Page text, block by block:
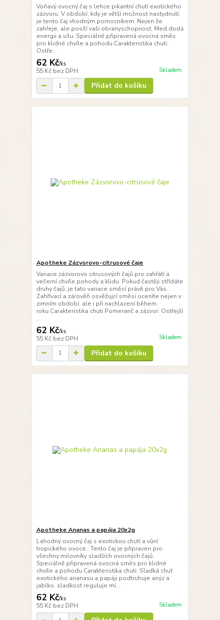
Voňavý ovocný čaj s lehce pikantní chutí exotického
zázvoru. V období, kdy je větší možnost nastydnutí,
je tento čaj vhodným pomocníkem. Nejen že
zahřeje, ale posílí vaši obranyschopnost. Med dodá
energii a sílu. Speciálně připravená ovocná směs
pro klidné chvíle a pohodu.Carakteristika chuti:
Ostře...
62 Kč/ks
55 Kč bez DPH Skladem
Přidat do košíku
Apotheke Zázvorovo-citrusové čaje
Variace zázvorovo citrusových čajů pro zahřátí a
večerní chvíle pohody a klidu. Pokud častěji střídáte
druhy čajů, je tato variace směsí právě pro Vás.
Zahřívací a zárověň osvěžujcí směsi oceníte nejen v
zimním období, ale i při nachlazení během
roku.Carakteristika chuti Pomeranč a zázvor: Ostřejší
...
62 Kč/ks
55 Kč bez DPH Skladem
Přidat do košíku
Apotheke Ananas a papája 20x2g
Lahodný ovocný čaj s exotickou chutí a vůní
tropického ovoce.. Tento čaj je připraven pro
všechny milovníky sladších ovocných čajů.
Speciálně připravená ovocná směs pro klidné
chvíle a pohodu.Carakteristika chuti: Sladká chuť
exotického ananasu a papáji podtruhuje anýz a
jablko, sladkost reguluje mí...
62 Kč/ks
55 Kč bez DPH Skladem